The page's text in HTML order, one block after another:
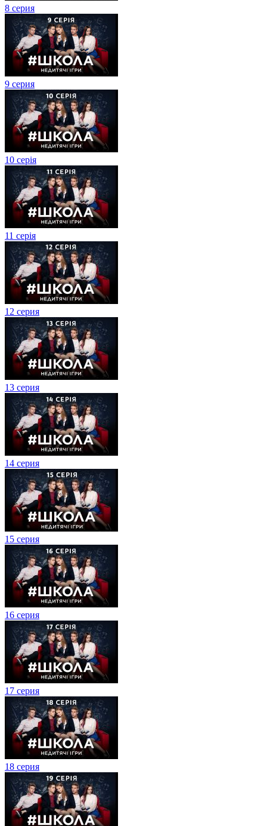
8 серия
9 серия
10 серія
11 серія
12 серия
13 серия
14 серия
15 серия
16 серия
17 серия
18 серия